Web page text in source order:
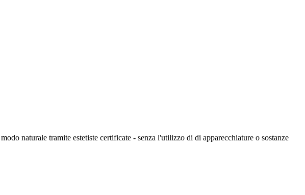
naturale tramite estetiste certificate - senza l'utilizzo di di apparecchiature o sostanze